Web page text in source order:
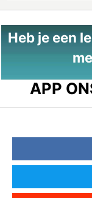
Heb je een
APP